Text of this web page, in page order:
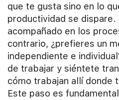
que te gusta sino en lo
productividad se
acompañado en los
contrario, ¿prefieres un
independiente e
de trabajar y siéntete
cómo trabajan allí donde
Este paso es